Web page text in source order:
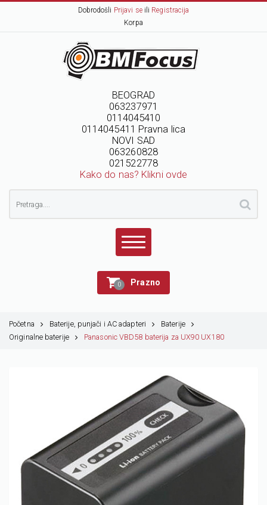
Dobrodošli Prijavi seili Registracija
Korpa
BEOGRAD
063237971
0114045410
0114045411 Pravna lica
NOVI SAD
063260828
021522778
Kako do nas? Klikni ovde
0 Prazno
Početna Baterije, punjači i AC adapteri
Baterije
Originalne baterije
Panasonic VBD58 baterija za UX90 UX180